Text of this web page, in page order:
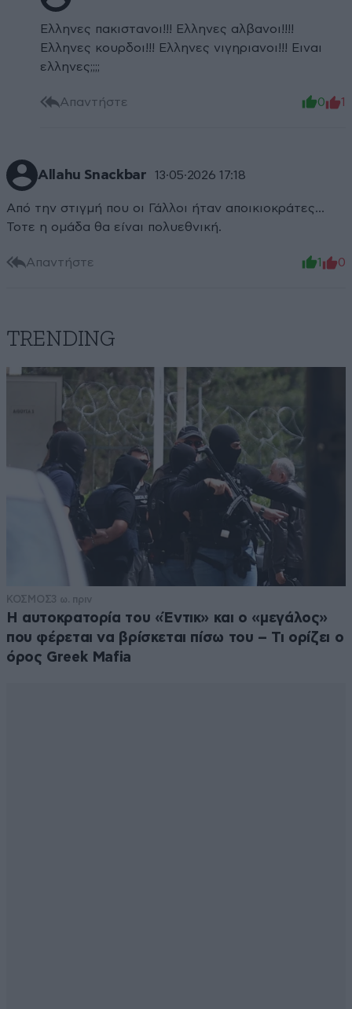
Ελληνες πακιστανοι!!! Ελληνες αλβανοι!!!!
Ελληνες κουρδοι!!! Ελληνες νιγηριανοι!!! Ειναι
ελληνες;;;;
Απαντήστε 0 1
Allahu Snackbar 13·05·2026 17:18
Από την στιγμή που οι Γάλλοι ήταν αποικιοκράτες...
Τοτε η ομάδα θα είναι πολυεθνική.
Απαντήστε 1 0
TRENDING
ΚΟΣΜΟΣ3 ω. πριν
Η αυτοκρατορία του «Έντικ» και ο «μεγάλος»
που φέρεται να βρίσκεται πίσω του – Τι ορίζει ο
όρος Greek Mafia